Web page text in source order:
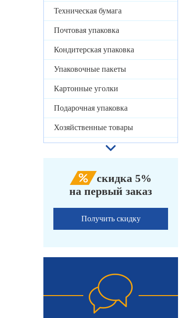
Техническая бумага
Почтовая упаковка
Кондитерская упаковка
Упаковочные пакеты
Картонные уголки
Подарочная упаковка
Хозяйственные товары
скидка 5%
на первый заказ
Получить скидку